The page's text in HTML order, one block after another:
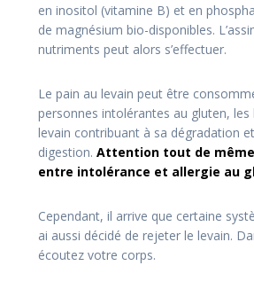
en inositol (vitamine B) et en
de magnésium bio-disponibles.
nutriments peut alors s’effectuer.
Le pain au levain peut être
personnes intolérantes au gluten, les
levain contribuant à sa dégradation
digestion. Attention tout de
entre intolérance et allergie au
Cependant, il arrive que certaine
ai aussi décidé de rejeter le levain.
écoutez votre corps.